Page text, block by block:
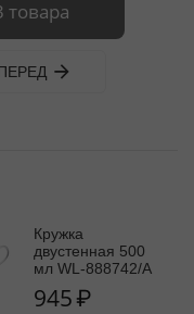
товара
Кружка
двустенная 500
мл WL‑888742/A
945₽